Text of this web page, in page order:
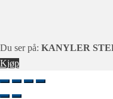
Du ser på: KANYLER
Kjøp